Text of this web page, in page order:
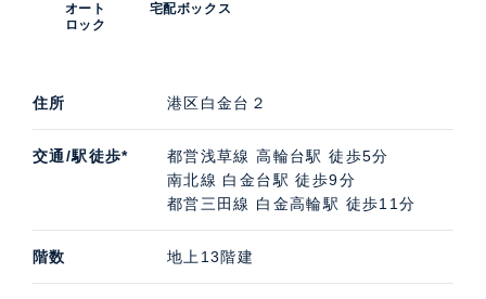
オート
ロック
宅配ボックス
住所 港区白金台２
交通/駅徒歩*
都営浅草線 高輪台駅 徒歩5分
南北線 白金台駅 徒歩9分
都営三田線 白金高輪駅 徒歩11分
階数 地上13階建